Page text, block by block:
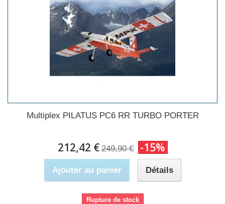
Multiplex PILATUS PC6 RR TURBO PORTER
212,42 € 249,90 € -15%
Ajouter au panier Détails
Rupture de stock